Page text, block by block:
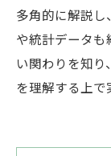
多角的に解説
や統計データ
い関わりを知
を理解する上で